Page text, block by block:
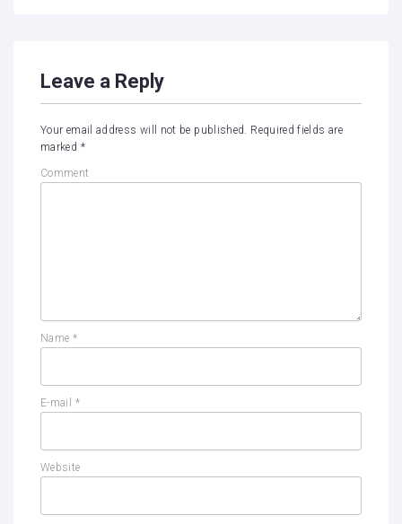
Leave a Reply
Your email address will not be published. Required fields are
marked *
Comment
Name *
E-mail *
Website